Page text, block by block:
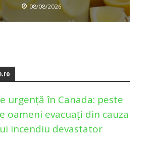
08/08/2026
urgență în Canada: peste
oameni evacuați din cauza
incendiu devastator